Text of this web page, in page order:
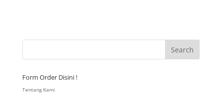
Form Order Disini !
Tentang Kami